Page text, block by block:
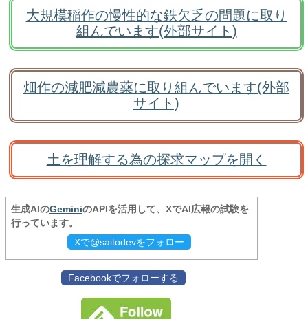
大規模稲作の慢性的な鉄欠乏の問題に取り
組んでいます(外部サイト)
畑作の減肥減農薬に取り組んでいます(外部
サイト)
土を理解する為の探求マップを開く
生成AIのGeminiのAPIを活用して、XでAI広報の試験を
行っています。
Xで@saitodevをフォロー
Facebookでフォローする